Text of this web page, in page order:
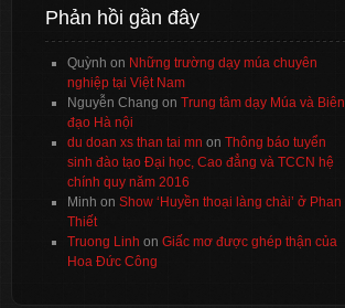
Phản hồi gần đây
Quỳnh on Những trường dạy múa chuyên
nghiệp tại Việt Nam
Nguyễn Chang on Trung tâm dạy Múa và Biên
đạo Hà nội
du doan xs than tai mn on Thông báo tuyển
sinh đào tạo Đại học, Cao đẳng và TCCN hệ
chính quy năm 2016
Minh on Show ‘Huyền thoại làng chài’ ở Phan
Thiết
Truong Linh on Giấc mơ được ghép thận của
Hoa Đức Công